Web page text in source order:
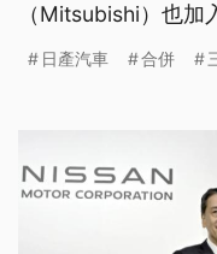
（Mitsubishi）也加
併，將成為全球第3
日產汽車 合併